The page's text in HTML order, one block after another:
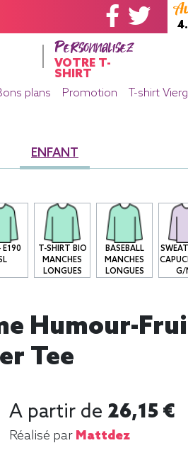
Personnalisez
VOTRE T-
SHIRT
plans Promotion T-shirt
ENFANT
E190
T-SHIRT BIO
MANCHES
LONGUES
BASEBALL
MANCHES
LONGUES
G/
Humour-
Tee
A partir de 26,15 €
Réalisé par Mattdez